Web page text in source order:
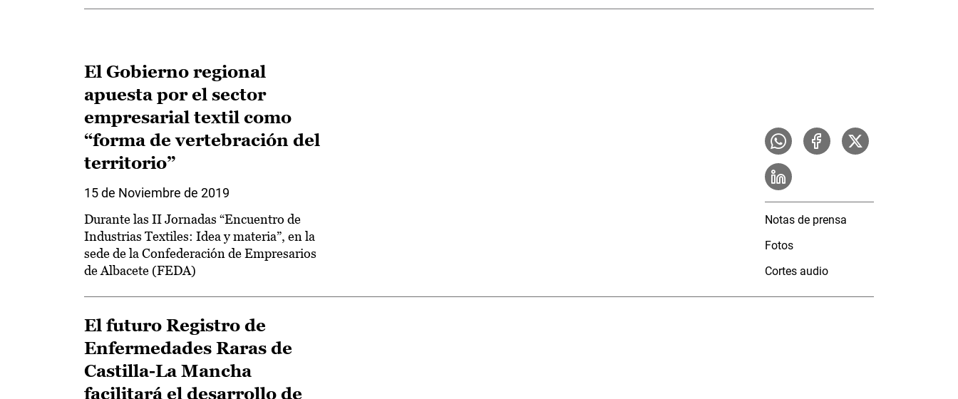
El Gobierno regional
apuesta por el sector
empresarial textil como
“forma de vertebración del
territorio”
15 de Noviembre de 2019
Durante las II Jornadas “Encuentro de
Industrias Textiles: Idea y materia”, en la
sede de la Confederación de Empresarios
de Albacete (FEDA)
Notas de prensa
Fotos
Cortes audio
El futuro Registro de
Enfermedades Raras de
Castilla-La Mancha
facilitará el desarrollo de